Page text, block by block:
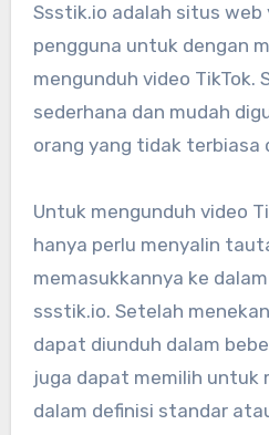
Ssstik.io adalah situs web
pengguna untuk dengan
mengunduh video TikTok.
sederhana dan mudah
orang yang tidak terbiasa
Untuk mengunduh video
hanya perlu menyalin
memasukkannya ke
ssstik.io. Setelah
dapat diunduh dalam
juga dapat memilih untuk
dalam definisi standar